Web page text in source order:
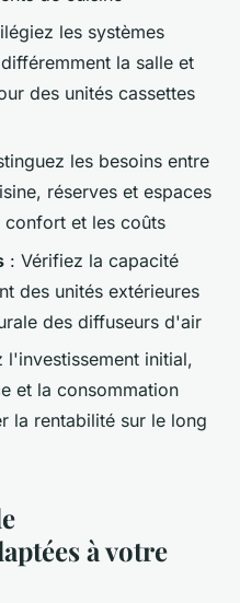
les systèmes
la salle et
des unités cassettes
les besoins entre
réserves et espaces
et les coûts
: Vérifiez la capacité
des unités extérieures
des diffuseurs d'air
l'investissement initial,
et la consommation
la rentabilité sur le long
à votre